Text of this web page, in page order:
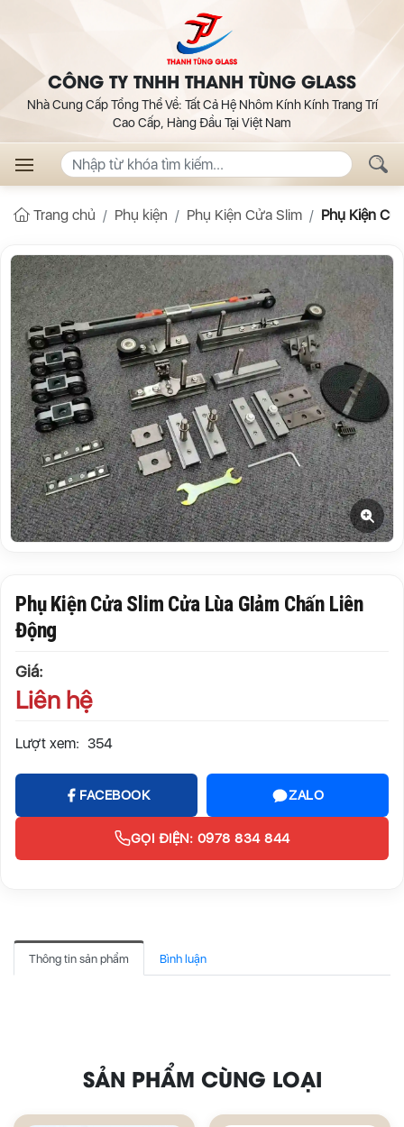
CÔNG TY TNHH THANH TÙNG GLASS
Nhà Cung Cấp Tổng Thể Về: Tất Cả Hệ Nhôm Kính Kính Trang Trí
Cao Cấp, Hàng Đầu Tại Việt Nam
Trang chủ Phụ kiện Phụ Kiện Cửa Slim Phụ Kiện
Phụ Kiện Cửa Slim Cửa Lùa GIảm Chấn Liên
Động
Giá:
Liên hệ
Lượt xem: 354
FACEBOOK ZALO
GỌI ĐIỆN: 0978 834 844
Thông tin sản phẩm Bình luận
SẢN PHẨM CÙNG LOẠI